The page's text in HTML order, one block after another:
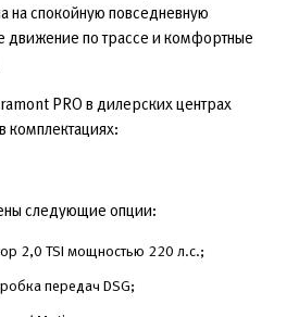
на спокойную повседневную
движение по трассе и комфортные
PRO в дилерских центрах
комплектациях:
следующие опции:
2,0 TSI мощностью 220 л.с.;
передач DSG;